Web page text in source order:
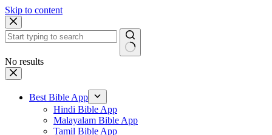
Skip to content
No results
Best Bible App
Hindi Bible App
Malayalam Bible App
Tamil Bible App